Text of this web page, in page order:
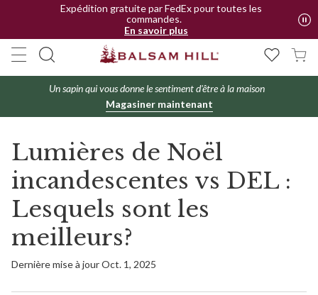
Expédition gratuite par FedEx pour toutes les
commandes.
En savoir plus
Un sapin qui vous donne le sentiment d'être à la maison
Magasiner maintenant
Lumières de Noël
incandescentes vs DEL :
Lesquels sont les
meilleurs?
Dernière mise à jour Oct. 1, 2025